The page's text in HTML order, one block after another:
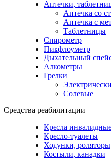
Аптечки,
Аптечка со
Аптечка с
Таблетницы
Спирометр
Пикфлоуметр
Дыхательный
Алкометры
Грелки
Солевые
Средства реабилитации
Кресла инвалидные
Кресло-туалеты
Ходунки, роляторы
Костыли, канадки